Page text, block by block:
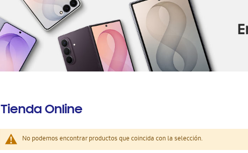
Tienda Online
No podemos encontrar productos que coincida con la selección.